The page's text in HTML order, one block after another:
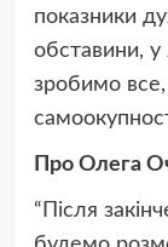
показники
обставини,
зробимо
Про Олега
“Після